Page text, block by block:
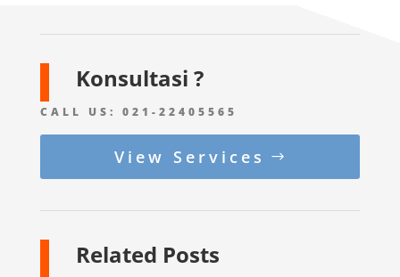
Konsultasi ?
CALL US: 021-22405565
View Services
Related Posts